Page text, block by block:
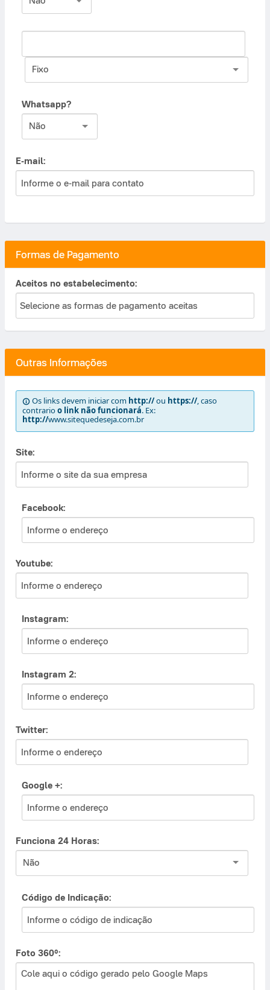
Fixo
Whatsapp?
Não
E-mail:
Formas de Pagamento
Aceitos no estabelecimento:
Outras Informações
Os links devem iniciar com http://ou https://, caso
contrarioo link não funcionará. Ex:
http://www.sitequedeseja.com.br
Site:
Facebook:
Youtube:
Instagram:
Instagram 2:
Twitter:
Google +:
Funciona 24 Horas:
Não
Código de Indicação:
Foto 360º: